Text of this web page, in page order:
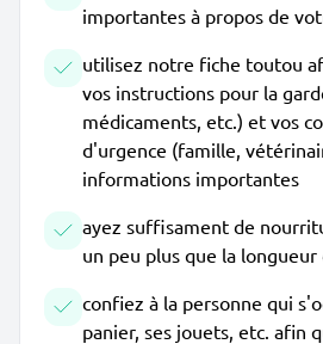
importantes à propos de
utilisez notre fiche toutou
vos instructions pour la
médicaments, etc.) et vos
d'urgence (famille,
informations importantes
ayez suffisament de
un peu plus que la longueur
confiez à la personne qui
panier, ses jouets, etc. afin